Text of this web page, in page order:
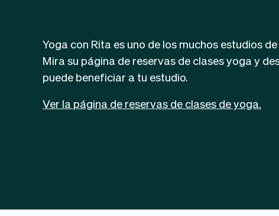
Yoga con Rita es uno de los muchos estudios
Mira su página de reservas de clases yoga y
puede beneficiar a tu estudio.
Ver la página de reservas de clases de yoga.